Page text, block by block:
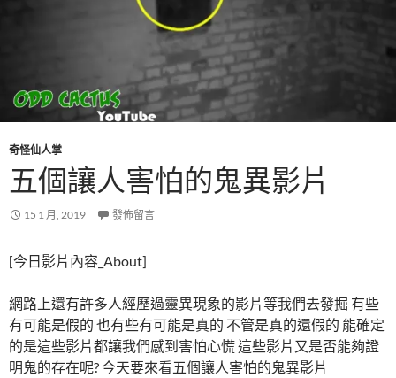
奇怪仙人掌
五個讓人害怕的鬼異影片
15 1 月, 2019 發佈留言
[今日影片內容_About]
網路上還有許多人經歷過靈異現象的影片等我們去發掘 有些
有可能是假的 也有些有可能是真的 不管是真的還假的 能確定
的是這些影片都讓我們感到害怕心慌 這些影片又是否能夠證
明鬼的存在呢? 今天要來看五個讓人害怕的鬼異影片